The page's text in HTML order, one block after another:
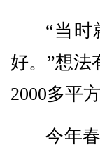
“当时
好。”想法
2000多平
今年